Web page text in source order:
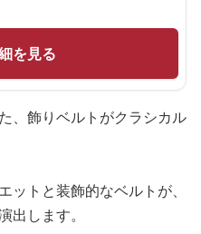
を見る
、飾りベルトがクラシカル
ットと装飾的なベルトが、
出します。